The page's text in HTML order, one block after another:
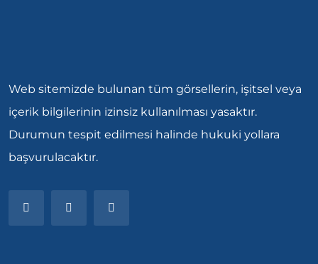
Web sitemizde bulunan tüm görsellerin, işitsel veya
içerik bilgilerinin izinsiz kullanılması yasaktır.
Durumun tespit edilmesi halinde hukuki yollara
başvurulacaktır.